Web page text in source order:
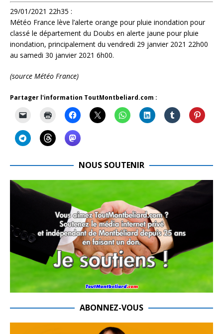
29/01/2021 22h35 :
Météo France lève l’alerte orange pour pluie inondation pour
classé le département du Doubs en alerte jaune pour pluie
inondation, principalement du vendredi 29 janvier 2021 22h00
au samedi 30 janvier 2021 6h00.
(source Météo France)
Partager l'information ToutMontbeliard.com :
NOUS SOUTENIR
ABONNEZ-VOUS